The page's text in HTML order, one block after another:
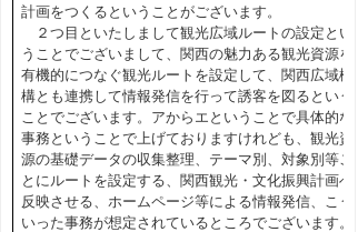
計画をつくるということがございます。
２つ目といたしまして観光広域ルートの設定とい
うことでございまして、関西の魅力ある観光資源を
有機的につなぐ観光ルートを設定して、関西広域機
構とも連携して情報発信を行って誘客を図るという
ことでございます。アからエということで具体的な
事務ということで上げておりますけれども、観光資
源の基礎データの収集整理、テーマ別、対象別等ご
とにルートを設定する、関西観光・文化振興計画へ
反映させる、ホームページ等による情報発信、こう
いった事務が想定されているところでございます。